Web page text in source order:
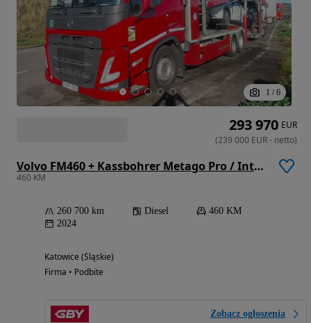
1 / 6
Volvo FM460 + Kassbohrer Metago Pro / Intago TT
460 KM
260 700 km Diesel
460 KM
2024
Katowice (Śląskie)
Firma • Podbite
Zobacz ogłoszenia
293 970 EUR
(239 000 EUR- netto)